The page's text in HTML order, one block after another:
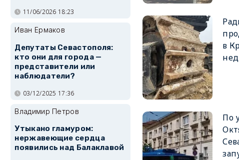
в
По
11/06/2026 18:23
Иван Ермаков
Депутаты Севастополя:
кто они для города —
представители или
наблюдатели?
03/12/2025 17:36
Владимир Петров
Утыкано гламуром:
нержавеющие сердца
появились над Балаклавой